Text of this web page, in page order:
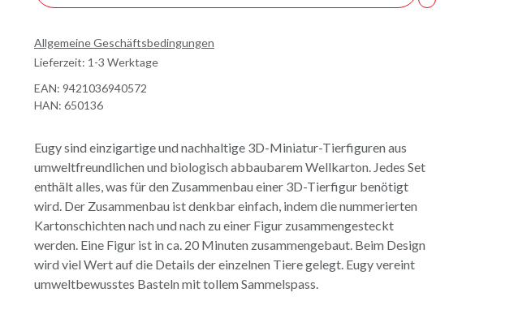
Allgemeine Geschäftsbedingungen
Lieferzeit: 1-3 Werktage
EAN: 9421036940572
HAN: 650136
Eugy sind einzigartige und nachhaltige 3D-Miniatur-Tierfiguren aus
umweltfreundlichen und biologisch abbaubarem Wellkarton. Jedes Set
enthält alles, was für den Zusammenbau einer 3D-Tierfigur benötigt
wird. Der Zusammenbau ist denkbar einfach, indem die nummerierten
Kartonschichten nach und nach zu einer Figur zusammengesteckt
werden. Eine Figur ist in ca. 20 Minuten zusammengebaut. Beim Design
wird viel Wert auf die Details der einzelnen Tiere gelegt. Eugy vereint
umweltbewusstes Basteln mit tollem Sammelspass.